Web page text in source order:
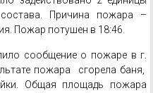
Причина пожара –
Пожар потушен в 18:46.
сообщение о пожаре в г.
пожара сгорела баня,
Общая площадь пожара